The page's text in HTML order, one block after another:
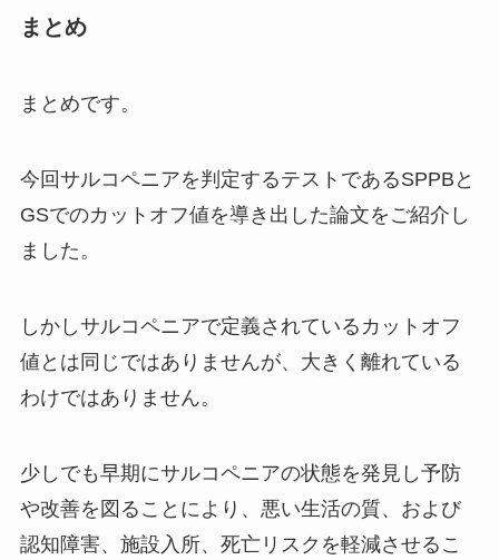
まとめ
まとめです。
今回サルコペニアを判定するテストであるSPPBと
GSでのカットオフ値を導き出した論文をご紹介し
ました。
しかしサルコペニアで定義されているカットオフ
値とは同じではありませんが、大きく離れている
わけではありません。
少しでも早期にサルコペニアの状態を発見し予防
や改善を図ることにより、悪い生活の質、および
認知障害、施設入所、死亡リスクを軽減させるこ